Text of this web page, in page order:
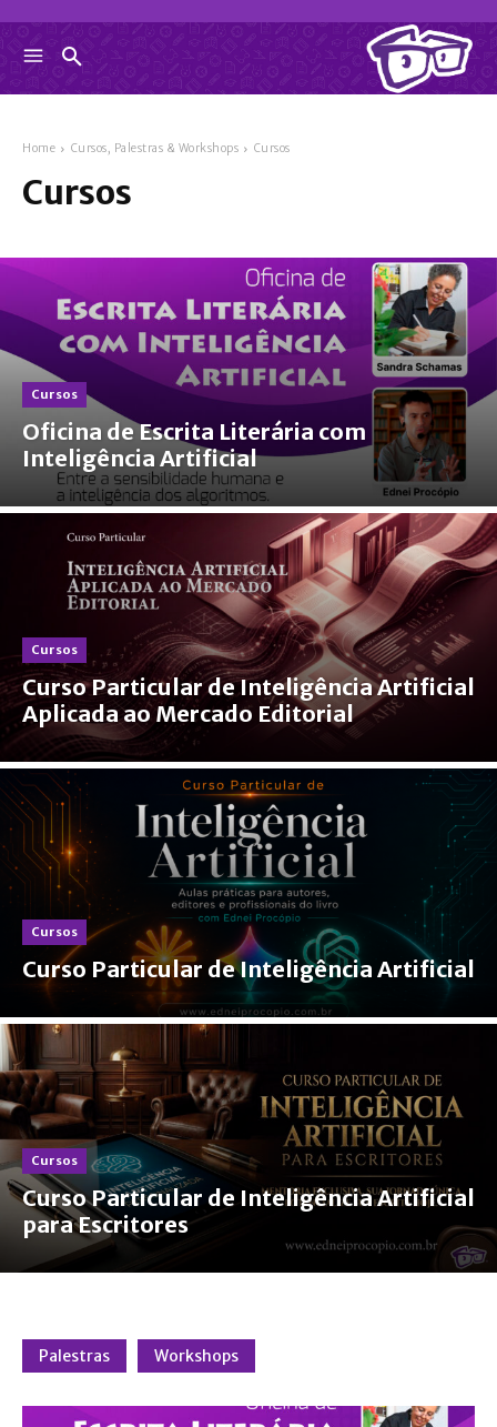
Home Cursos, Palestras & Workshops Cursos
Cursos
Cursos
Oficina de Escrita Literária com
Inteligência Artificial
Cursos
Curso Particular de Inteligência Artificial
Aplicada ao Mercado Editorial
Cursos
Curso Particular de Inteligência Artificial
Cursos
Curso Particular de Inteligência Artificial
para Escritores
Palestras Workshops